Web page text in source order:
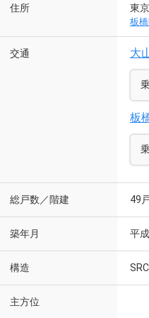
住所 東
板
交通 大
板
総戸数／階建 49
築年月 平
構造
主方位